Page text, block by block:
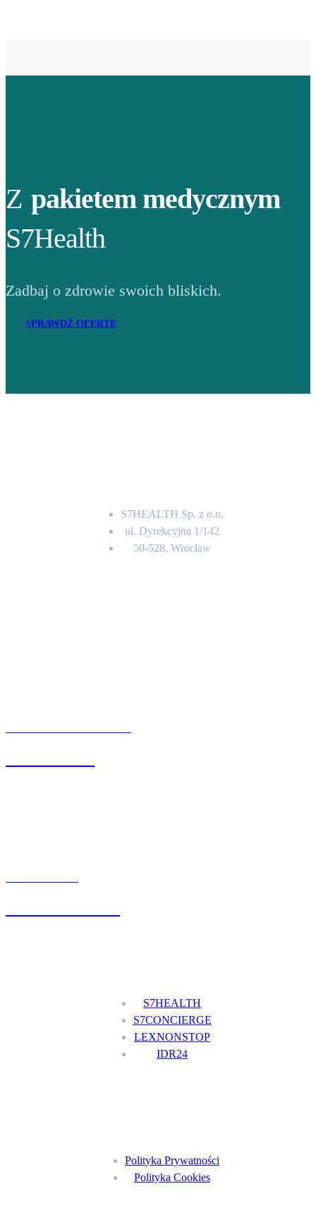
Z pakietem medycznym
S7Health
Zadbaj o zdrowie swoich bliskich.
SPRAWDŹ OFERTĘ
S7HEALTH Sp. z o.o.
ul. Dyrekcyjna 1/142
50-528, Wrocław
S7HEALTH
S7CONCIERGE
LEXNONSTOP
IDR24
Polityka Prywatności
Polityka Cookies